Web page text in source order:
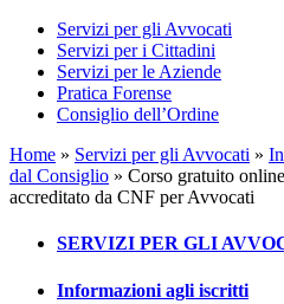
Servizi per gli Avvocati
Servizi per i Cittadini
Servizi per le Aziende
Pratica Forense
Consiglio dell’Ordine
Home » Servizi per gli Avvocati »
dal Consiglio » Corso gratuito
accreditato da CNF per Avvocati
SERVIZI PER GLI
Informazioni agli iscritti